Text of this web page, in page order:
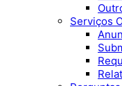
Serviços